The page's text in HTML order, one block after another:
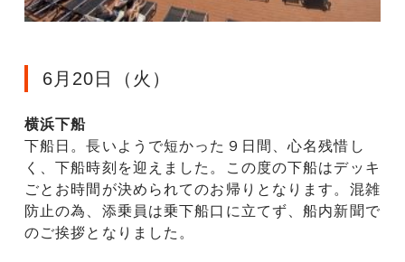
6月20日（火）
横浜下船
下船日。長いようで短かった９日間、心名残惜し
く、下船時刻を迎えました。この度の下船はデッキ
ごとお時間が決められてのお帰りとなります。混雑
防止の為、添乗員は乗下船口に立てず、船内新聞で
のご挨拶となりました。